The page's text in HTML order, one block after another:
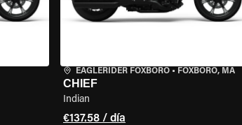
EAGLERIDER FOXBORO• FOXBORO, MA
CHIEF
Indian
€137.58 / día